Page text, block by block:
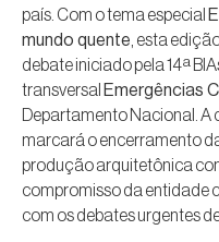
país. Com o tema especial
mundo quente , esta
debate iniciado pela 14ª
transversalEmergências
Departamento Nacional. A
marcará o encerramento
produção arquitetônica
compromisso da entidade
com os debates urgentes